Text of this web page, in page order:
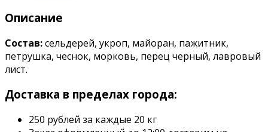
Описание
Состав:сельдерей, укроп, майоран, пажитник,
петрушка, чеснок, морковь, перец черный, лавровый
лист.
Доставка в пределах города:
250 рублей за каждые 20 кг